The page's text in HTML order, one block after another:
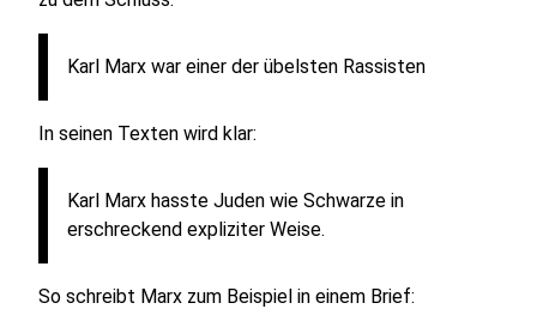
Karl Marx war einer der übelsten Rassisten
In seinen Texten wird klar:
Karl Marx hasste Juden wie Schwarze in
erschreckend expliziter Weise.
So schreibt Marx zum Beispiel in einem Brief: